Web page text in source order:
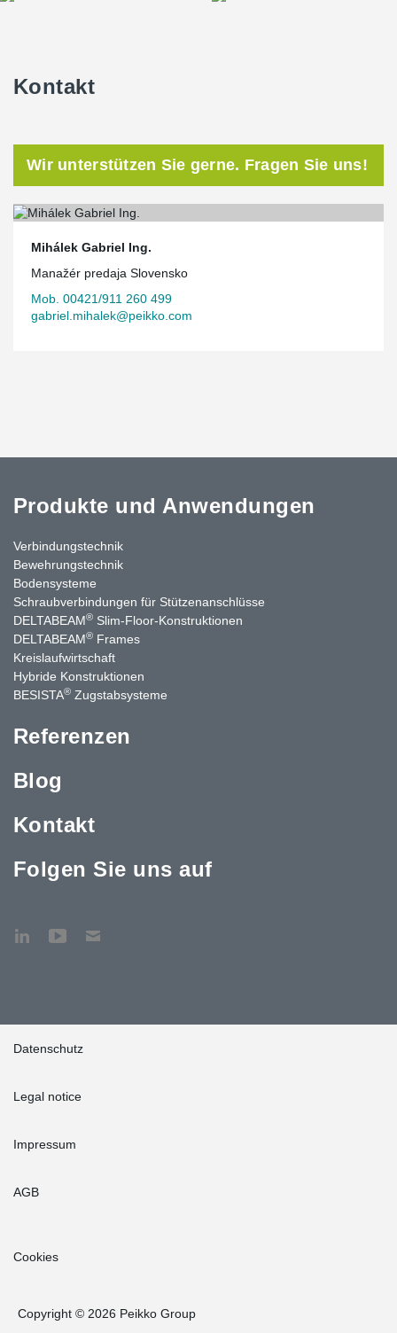
Kontakt
Wir unterstützen Sie gerne. Fragen Sie uns!
Mihálek Gabriel Ing.
Manažér predaja Slovensko
Mob. 00421/911 260 499
gabriel.mihalek@peikko.com
Produkte und Anwendungen
Verbindungstechnik
Bewehrungstechnik
Bodensysteme
Schraubverbindungen für Stützenanschlüsse
DELTABEAM® Slim-Floor-Konstruktionen
DELTABEAM® Frames
Kreislaufwirtschaft
Hybride Konstruktionen
BESISTA® Zugstabsysteme
Referenzen
Blog
Kontakt
Folgen Sie uns auf
Datenschutz
Legal notice
Impressum
AGB
Cookies
Copyright © 2026 Peikko Group